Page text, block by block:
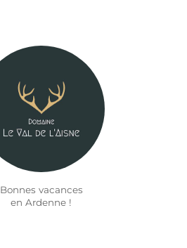
Bonnes vacances
en Ardenne !